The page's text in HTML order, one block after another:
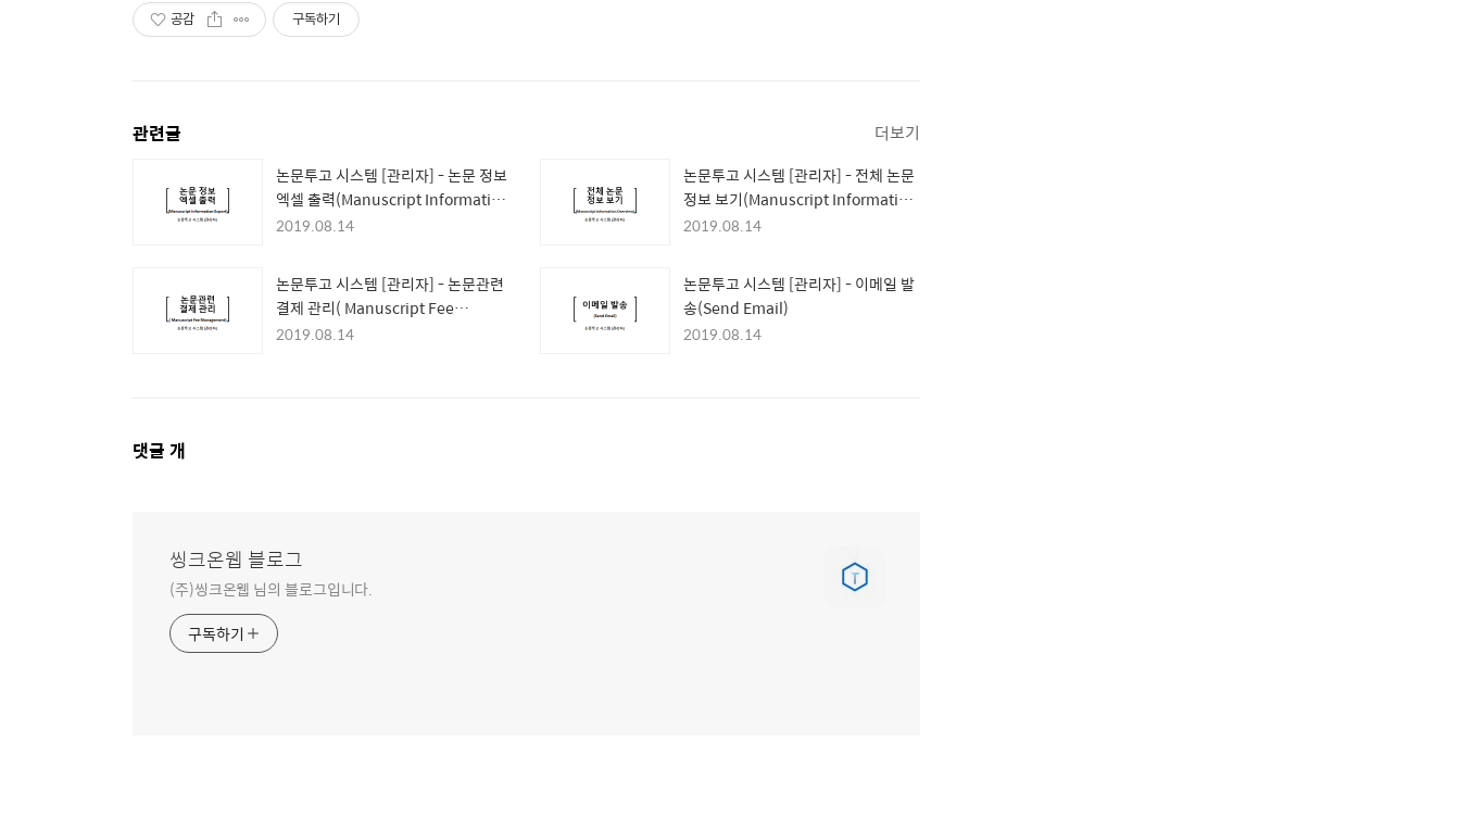
공감 구독하기
관련글 더보기
논문투고 시스템 [관리자] - 논문 정보
엑셀 출력(Manuscript Information
Export)
2019.08.14
논문투고 시스템 [관리자] - 전체 논문
정보 보기(Manuscript Information
Overview)
2019.08.14
논문투고 시스템 [관리자] - 논문관련
결제 관리( Manuscript Fee
Management)
2019.08.14
논문투고 시스템 [관리자] - 이메일 발
송(Send Email)
2019.08.14
댓
댓글 개
씽크온웹 블로그
(주)씽크온웹 님의 블로그입니다.
구독하기